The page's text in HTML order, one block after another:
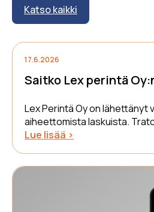
Katso kaikki
17.6.2026
Saitko Lex perintä
Lex Perintä Oy on lähettänyt
aiheettomista laskuista.
Lue lisää >